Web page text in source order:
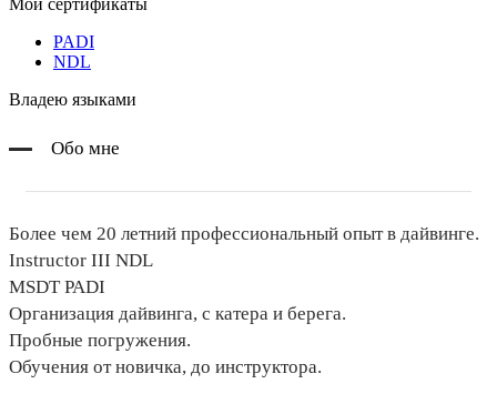
PADI
NDL
Владею языками
Обо мне
Более чем 20 летний профессиональный опыт в дайвинге.
Instructor III NDL
MSDT PADI
Организация дайвинга, с катера и берега.
Пробные погружения.
Обучения от новичка, до инструктора.